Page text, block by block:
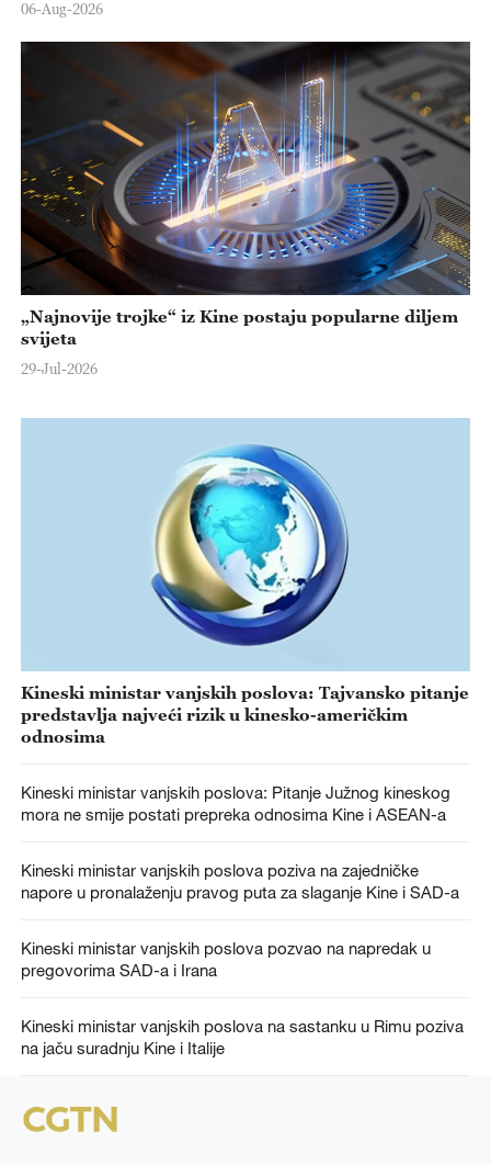
06-Aug-2026
„Najnovije trojke“ iz Kine postaju popularne diljem
svijeta
29-Jul-2026
Kineski ministar vanjskih poslova: Tajvansko pitanje
predstavlja najveći rizik u kinesko-američkim
odnosima
Kineski ministar vanjskih poslova: Pitanje Južnog kineskog
mora ne smije postati prepreka odnosima Kine i ASEAN-a
Kineski ministar vanjskih poslova poziva na zajedničke
napore u pronalaženju pravog puta za slaganje Kine i SAD-a
Kineski ministar vanjskih poslova pozvao na napredak u
pregovorima SAD-a i Irana
Kineski ministar vanjskih poslova na sastanku u Rimu poziva
na jaču suradnju Kine i Italije